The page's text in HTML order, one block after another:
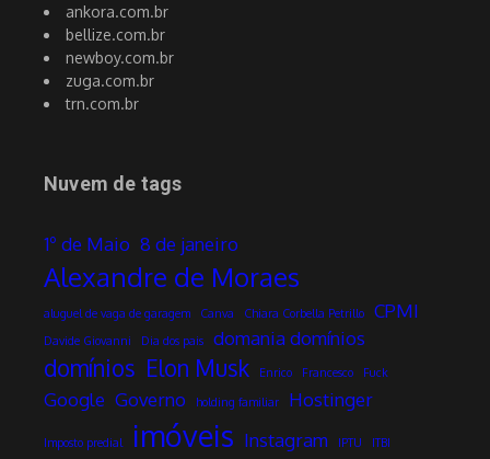
ankora.com.br
bellize.com.br
newboy.com.br
zuga.com.br
trn.com.br
Nuvem de tags
1º de Maio 8 de janeiro
Alexandre de Moraes
aluguel de vaga de garagem Canva Chiara Corbella Petrillo CPMI
Davide Giovanni Dia dos pais domania domínios
domínios Elon Musk Enrico Francesco Fuck
Google Governo holding familiar Hostinger
Imposto predial imóveis Instagram IPTU ITBI